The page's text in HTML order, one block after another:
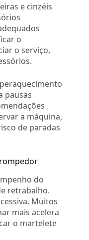
e cinzéis
o
o serviço,
pausas
a máquina,
de paradas
do
retrabalho.
Muitos
mais acelera
o martelete